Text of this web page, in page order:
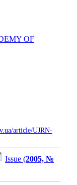
OF
article/UJRN-
Issue (2005, №